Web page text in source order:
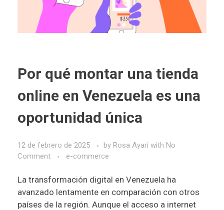
Por qué montar una tienda
online en Venezuela es una
oportunidad única
12 de febrero de 2025 by Rosa Ayari with No
Comment
e-commerce
La transformación digital en Venezuela ha
avanzado lentamente en comparación con otros
países de la región. Aunque el acceso a internet